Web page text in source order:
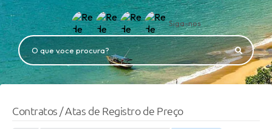
Siga-nos
O que voce procura?
Contratos / Atas de Registro de Preço